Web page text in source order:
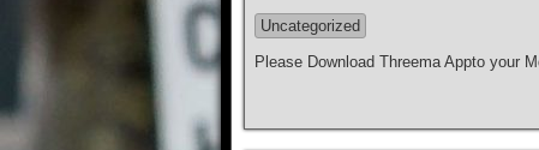
Uncategorized
Please Download Threema Appto your